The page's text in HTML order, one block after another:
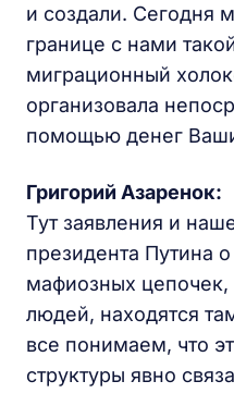
и создали. Сегодня
границе с нами
миграционный
организовала
помощью денег
Григорий Азаренок:
Тут заявления и
президента Путина
мафиозных
людей, находятся
все понимаем, что
структуры явно